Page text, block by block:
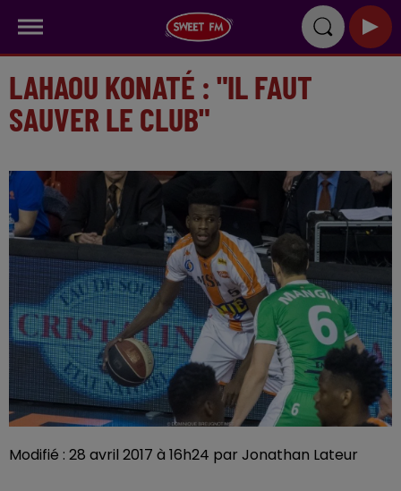
LAHAOU KONATÉ : "IL FAUT
SAUVER LE CLUB"
Modifié : 28 avril 2017 à 16h24 par Jonathan Lateur